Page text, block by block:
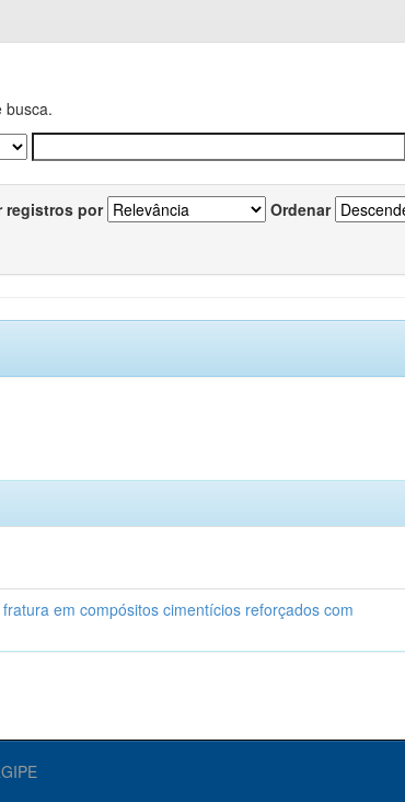
busca.
registros por Ordenar
em compósitos cimentícios reforçados com